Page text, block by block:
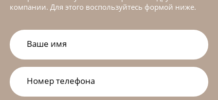
компании. Для этого воспользуйтесь формой ниже.